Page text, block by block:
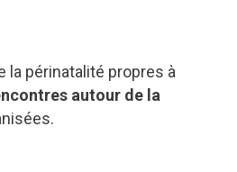
la périnatalité propres à
autour de la